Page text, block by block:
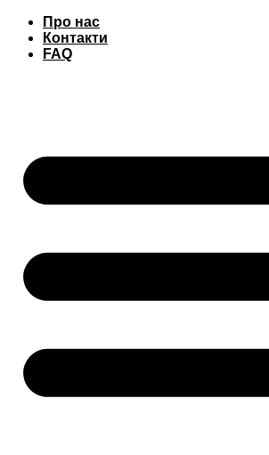
Перейти
вмісту
Про нас
Контакти
FAQ